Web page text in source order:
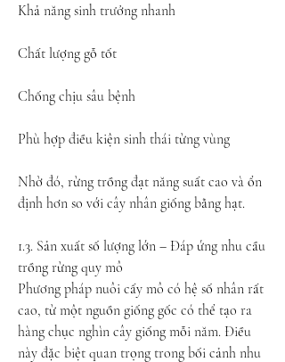
Khả năng sinh trưởng nhanh
Chất lượng gỗ tốt
Chống chịu sâu bệnh
Phù hợp điều kiện sinh thái từng vùng
Nhờ đó, rừng trồng đạt năng suất cao và ổn
định hơn so với cây nhân giống bằng hạt.
1.3. Sản xuất số lượng lớn – Đáp ứng nhu cầu
trồng rừng quy mô
Phương pháp nuôi cấy mô có hệ số nhân rất
cao, từ một nguồn giống gốc có thể tạo ra
hàng chục nghìn cây giống mỗi năm. Điều
này đặc biệt quan trọng trong bối cảnh nhu